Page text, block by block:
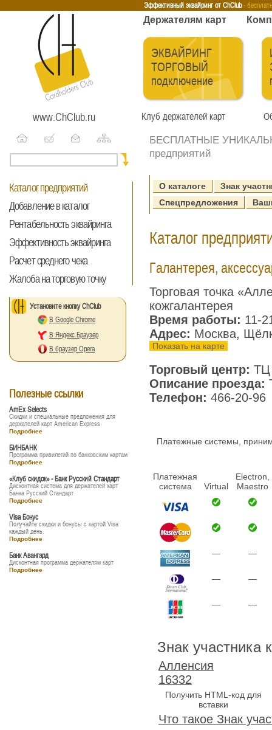
Эффективный эквайринг от ChClub -
Интернет-эквайринг Тренинги Бесплатные сервисы
Держателям карт
ЭКВАЙРИНГ
ТОРГОВЫЙ
подключение
www.ChClub.ru Клуб держателей карт
Каталог предприятий
Добавление в каталог
Рентабельность эквайринга
Эффективность эквайринга
Расчет среднего чека
Жалоба на торговую точку
Установите кнопку ChClub
В Google Chrome
В Яндекс.Браузер
В браузер Opera
Полезные ссылки
AmEx Selects
Скидки и специальные предложения для
держателей карт American Express
Подробнее
БИНБАНК
Программа привилегий по банковским картам
Подробнее
«Клуб скидок» - Банк Русский Стандарт
Дисконтная система для держателей карт
Банка Русский Стандарт
Подробнее
Visa Бонус
Получайте скидки и бонусы с картой Visa
каждый день.
Подробнее
Банк Авангард
Дисконтная программа держателям карт
Подробнее
БЕСПЛАТНЫЕ
предприятий
О каталоге
Знак
Спецпредложения
Каталог
Галантерея,
Торговая точка
кожгалантерея
Время работы: 11-
Адрес: Москва,
Показать на карте
Торговый центр: ТЦ
Описание проезда:
Телефон: 466-20-96
Платежные системы,
Платежная
система
Virtual
Electron,
Maestro
— —
— —
— —
Знак участника
Алленсия
16332
Получить HTML-код для
вставки
Что такое Знак